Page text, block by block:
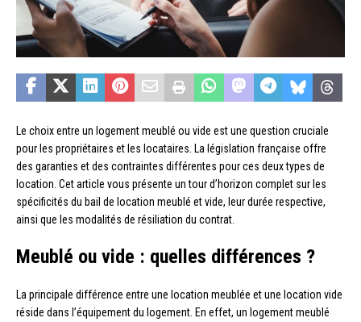
Le choix entre un logement meublé ou vide est une question cruciale
pour les propriétaires et les locataires. La législation française offre
des garanties et des contraintes différentes pour ces deux types de
location. Cet article vous présente un tour d’horizon complet sur les
spécificités du bail de location meublé et vide, leur durée respective,
ainsi que les modalités de résiliation du contrat.
Meublé ou vide : quelles différences ?
La principale différence entre une location meublée et une location vide
réside dans l’équipement du logement. En effet, un logement meublé